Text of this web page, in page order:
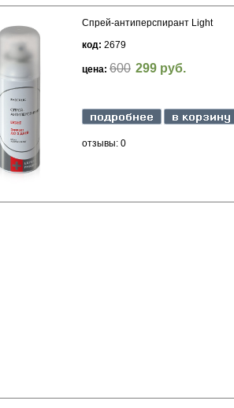
Спрей-антиперспирант Light
код: 2679
цена: 600 299 руб.
отзывы: 0